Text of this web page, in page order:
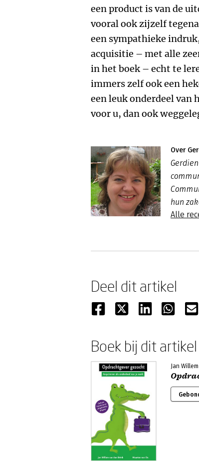
een product is van de
vooral ook zijzelf
een sympathieke
acquisitie – met alle
in het boek – echt te
immers zelf ook een
een leuk onderdeel van
voor u, dan ook
Over
hun
Alle
Deel dit artikel
Boek bij dit artikel
Jan